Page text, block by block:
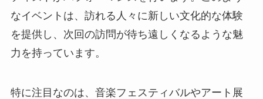
なイベントは、訪れる人々に新しい文化的な体験
を提供し、次回の訪問が待ち遠しくなるような魅
力を持っています。
特に注目なのは、音楽フェスティバルやアート展